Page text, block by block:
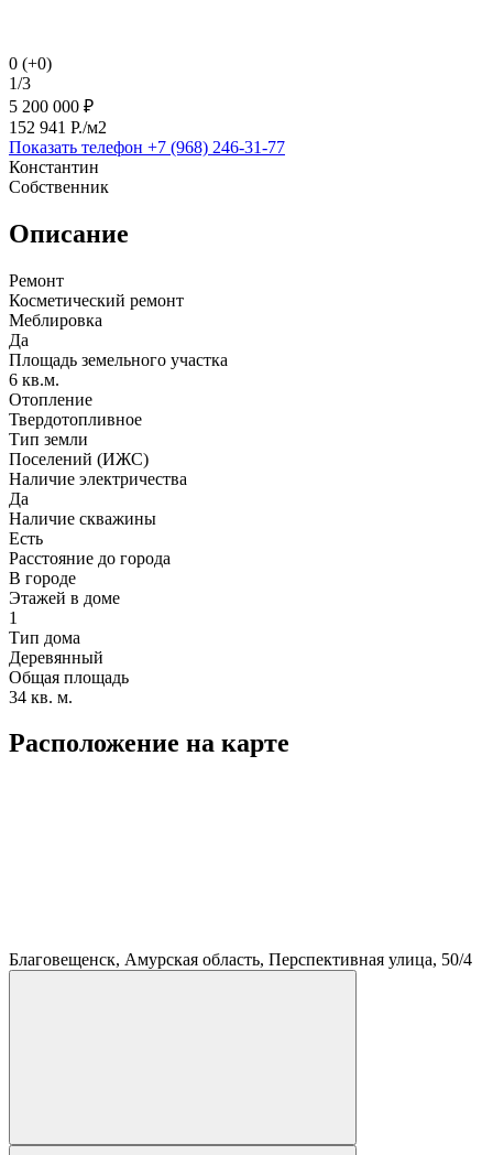
0 (+0)
1/3
5 200 000 ₽
152 941 P./м2
Показать телефон +7 (968) 246-31-77
Константин
Собственник
Описание
Ремонт
Косметический ремонт
Меблировка
Да
Площадь земельного участка
6 кв.м.
Отопление
Твердотопливное
Тип земли
Поселений (ИЖС)
Наличие электричества
Да
Наличие скважины
Есть
Расстояние до города
В городе
Этажей в доме
1
Тип дома
Деревянный
Общая площадь
34 кв. м.
Расположение на карте
Благовещенск, Амурская область, Перспективная улица, 50/4